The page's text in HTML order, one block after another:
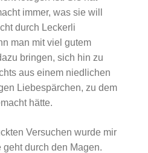
immer, was sie will
durch Leckerli
man mit viel gutem
bringen, sich hin zu
aus einem niedlichen
Liebespärchen, zu dem
hätte.
Versuchen wurde mir
durch den Magen.